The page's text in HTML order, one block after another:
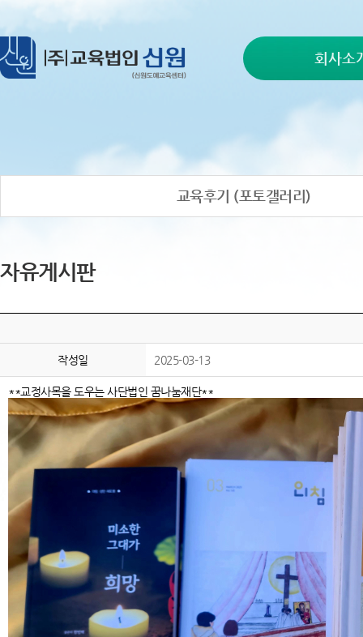
회사소
교육후기 (포토갤러리)
자유게시판
작성일 2025-03-13
**교정사목을 도우는 사단법인 꿈나눔재단**